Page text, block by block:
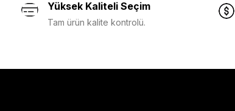
Yüksek Kaliteli Seçim
Tam ürün kalite kontrolü.